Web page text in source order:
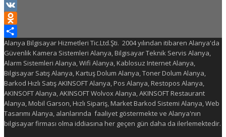
Telegram
VK
Odnoklassniki
Share
Alanya Bilgisayar Hizmetleri Tic.Ltd.Şti. 2004 yılından itibaren Alanya'da
Güvenlik Kamera Sistemleri Alanya, Bilgisayar Teknik Servis Alanya,
Alarm Sistemleri Alanya, Wifi Alanya, Kablosuz Internet Alanya,
Bilgisayar Satış Alanya, Kartuş Dolum Alanya, Toner Dolum Alanya,
Barkod Hızlı Satış AKINSOFT Alanya, Pos Alanya, Restopos Alanya,
AKINSOFT Alanya, AKINSOFT Wolvox Alanya, AKINSOFT Restaurant
Alanya, Mobil Garson, Hızlı Sipariş, Market Barkod Sistemi Alanya, Web
Tasarımı Alanya, alanlarında faaliyet göstermekte ve Alanya'nın
bilgisayar firması olma iddiasına her geçen gün daha da ilerlemektedir.